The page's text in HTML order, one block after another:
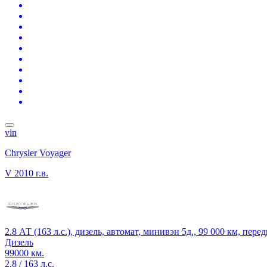
vin
Chrysler Voyager
V 2010 г.в.
2.8 АТ (163 л.с.), дизель, автомат, минивэн 5д., 99 000 км,
Дизель
99000 км.
2.8 / 163 л.с.